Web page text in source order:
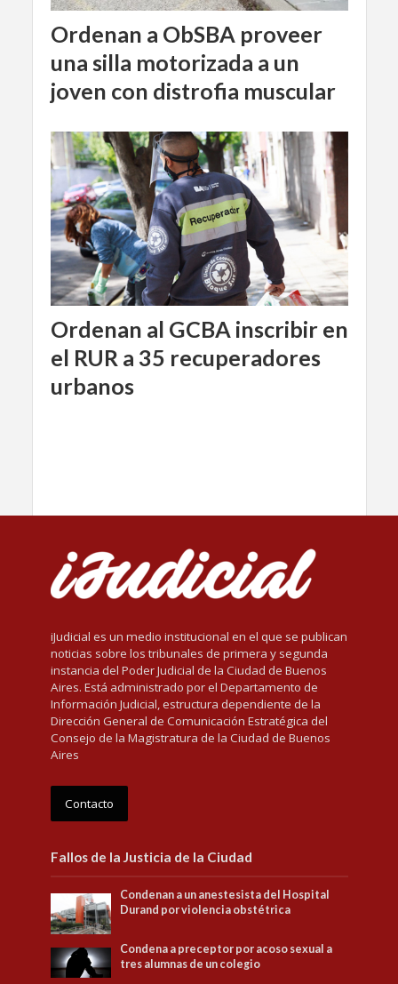
Ordenan a ObSBA proveer
una silla motorizada a un
joven con distrofia muscular
Ordenan al GCBA inscribir en
el RUR a 35 recuperadores
urbanos
iJudicial es un medio institucional en el que se publican
noticias sobre los tribunales de primera y segunda
instancia del Poder Judicial de la Ciudad de Buenos
Aires. Está administrado por el Departamento de
Información Judicial, estructura dependiente de la
Dirección General de Comunicación Estratégica del
Consejo de la Magistratura de la Ciudad de Buenos
Aires
Contacto
Fallos de la Justicia de la Ciudad
Condenan a un anestesista del Hospital
Durand por violencia obstétrica
Condena a preceptor por acoso sexual a
tres alumnas de un colegio